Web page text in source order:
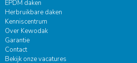
EPDM daken
Herbruikbare daken
Kenniscentrum
Over Kewodak
Garantie
Contact
Bekijk onze vacatures